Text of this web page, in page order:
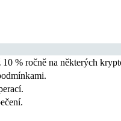
% ročně na některých